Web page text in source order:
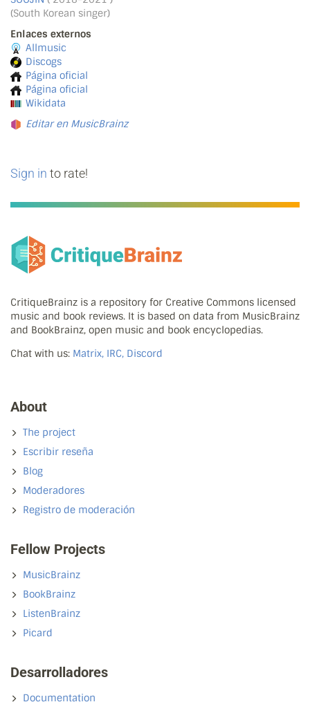
(South Korean singer)
Enlaces externos
Allmusic
Discogs
Página oficial
Página oficial
Wikidata
Editar en MusicBrainz
Sign in to rate!
CritiqueBrainz is a repository for Creative Commons licensed
music and book reviews. It is based on data from MusicBrainz
and BookBrainz, open music and book encyclopedias.
Chat with us: Matrix, IRC, Discord
About
The project
Escribir reseña
Blog
Moderadores
Registro de moderación
Fellow Projects
MusicBrainz
BookBrainz
ListenBrainz
Picard
Desarrolladores
Documentation